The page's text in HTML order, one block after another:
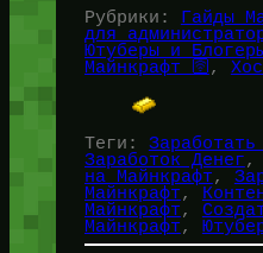
Рубрики: Гайды
для
Ютуберы и
Майнкрафт 🛜,
Теги: Заработать
Заработок Денег,
на Майнкрафт,
Майнкрафт,
Майнкрафт,
Майнкрафт,